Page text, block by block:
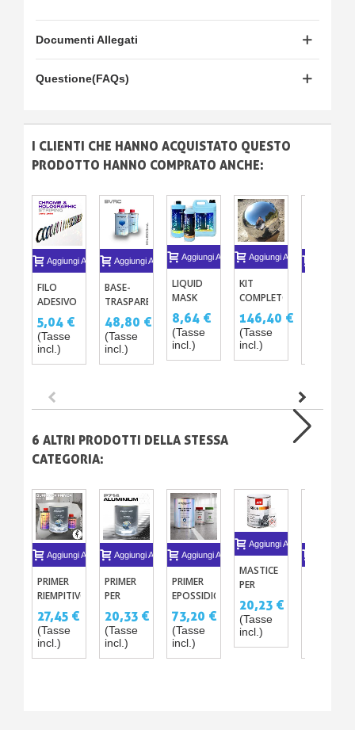
Documenti Allegati
Questione(FAQs)
I CLIENTI CHE HANNO ACQUISTATO QUESTO
PRODOTTO HANNO COMPRATO ANCHE:
Aggiungi Al Carrello
FILO
ADESIVO
DI
STRIPING
CROMATO
DI 2MM X
5,04 €
(Tasse
incl.)
Aggiungi Al Carrello
BASE-
TRASPARENTE
RAPIDO
PER
CROMATURA
48,80 €
(Tasse
incl.)
Aggiungi Al Carrello
LIQUID
MASK
HIKARI
PER
MODELLISMO
LATTICE
8,64 €
(Tasse
incl.)
Aggiungi Al Carrello
KIT
COMPLETO
VERNICE
CROMATA
EFFETTO
SPECCHIO
146,40 €
(Tasse
incl.)
6 ALTRI PRODOTTI DELLA STESSA
CATEGORIA:
Aggiungi Al Carrello
PRIMER
RIEMPITIVO
BICOMPONENTE
P410
27,45 €
(Tasse
incl.)
Aggiungi Al Carrello
PRIMER
PER
ALLUMINIO
ZINCO
CROMO
P714
20,33 €
(Tasse
incl.)
Aggiungi Al Carrello
PRIMER
EPOSSIDICO
BIANCO
P520 PER
PAVIMENTI
73,20 €
(Tasse
incl.)
Aggiungi Al Carrello
MASTICE
PER
PISTOLA
1KG CON
CATALIZZATORE
20,23 €
(Tasse
incl.)